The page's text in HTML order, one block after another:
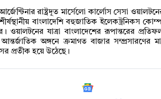
রাষ্ট্রদূত মার্সেলো কার্লোস সেসা
বাংলাদেশি বহুজাতিক ইলেকট্রনিকস
ওয়ালটনের যাত্রা বাংলাদেশের রূপান্তরের
আন্তর্জাতিক অঙ্গনে ক্রমাগত বাজার সম্প্রসারণের
প্রতীক হয়ে উঠেছে।